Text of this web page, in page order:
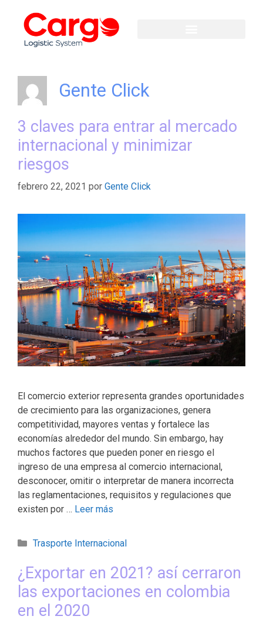
Gente Click
3 claves para entrar al mercado
internacional y minimizar
riesgos
febrero 22, 2021 por Gente Click
El comercio exterior representa grandes oportunidades
de crecimiento para las organizaciones, genera
competitividad, mayores ventas y fortalece las
economías alrededor del mundo. Sin embargo, hay
muchos factores que pueden poner en riesgo el
ingreso de una empresa al comercio internacional,
desconocer, omitir o interpretar de manera incorrecta
las reglamentaciones, requisitos y regulaciones que
existen por … Leer más
Trasporte Internacional
¿Exportar en 2021? así cerraron
las exportaciones en colombia
en el 2020